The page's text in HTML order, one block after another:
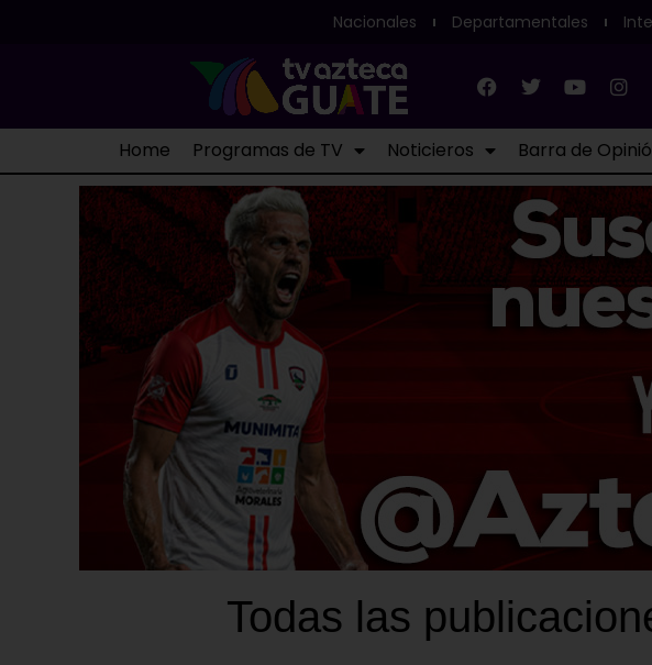
Nacionales Departamentales
Home Programas de TV Noticieros Barra de
Todas las